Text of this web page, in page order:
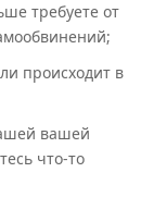
требуете от
происходит в
вашей
что-то